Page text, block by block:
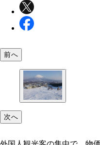
前へ
次へ